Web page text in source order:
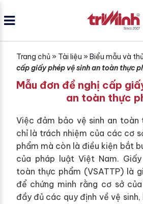
Trang chủ» Tài liệu » Biểu mẫu và
cấp giấy phép vệ sinh an toàn thực
Mẫu đơn đề nghị cấp
an toàn thực
Việc đảm bảo vệ sinh an toàn
chỉ là trách nhiệm của các cơ
phẩm mà còn là điều kiện bắt
của pháp luật Việt Nam.
toàn thực phẩm (VSATTP) là
để chứng minh rằng cơ sở
đầy đủ các quy định về vệ